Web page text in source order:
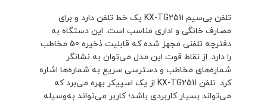
تلفن بی‌سیم KX-TG2511 یک خط تلفن دارد و برای
مصارف خانگی و اداری مناسب است. این دستگاه به
دفترچه تلفنی مجهز شده که قابلیت ذخیره 50 مخاطب
را دارد. از نقاط قوت این مدل می‌توان به نشانگر
شماره‌های مخاطب و دسترسی سریع به شماره‌ها اشاره
کرد. تلفن KX-TG2511 از یک اسپیکر بهره می‌برد که
می‌تواند بسیار کاربردی باشد؛ کاربر می‌تواند به‌وسیله